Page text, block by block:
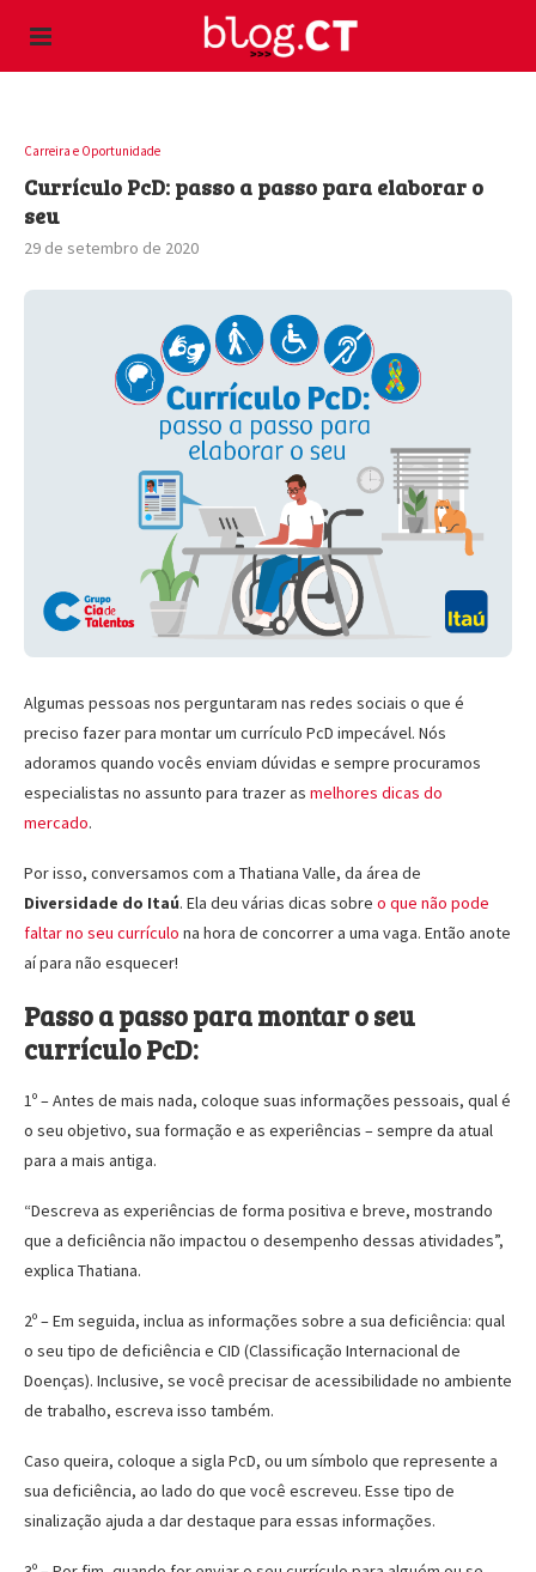
Carreira e Oportunidade
Currículo PcD: passo a passo para elaborar o
seu
29 de setembro de 2020
Algumas pessoas nos perguntaram nas redes sociais o que é
preciso fazer para montar um currículo PcD impecável. Nós
adoramos quando vocês enviam dúvidas e sempre procuramos
especialistas no assunto para trazer as melhores dicas do
mercado.
Por isso, conversamos com a Thatiana Valle, da área de
Diversidade do Itaú. Ela deu várias dicas sobre o que não pode
faltar no seu currículo na hora de concorrer a uma vaga. Então anote
aí para não esquecer!
Passo a passo para montar o seu
currículoPcD:
1º – Antes de mais nada, coloque suas informações pessoais, qual é
o seu objetivo, sua formação e as experiências – sempre da atual
para a mais antiga.
“Descreva as experiências de forma positiva e breve, mostrando
que a deficiência não impactou o desempenho dessas atividades”,
explica Thatiana.
2º – Em seguida, inclua as informações sobre a sua deficiência: qual
o seu tipo de deficiência e CID (Classificação Internacional de
Doenças). Inclusive, se você precisar de acessibilidade no ambiente
de trabalho, escreva isso também.
Caso queira, coloque a sigla PcD, ou um símbolo que represente a
sua deficiência, ao lado do que você escreveu. Esse tipo de
sinalização ajuda a dar destaque para essas informações.